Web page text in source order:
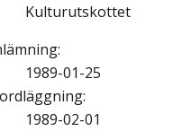
Kulturutskottet
:
1989-01-25
:
1989-02-01